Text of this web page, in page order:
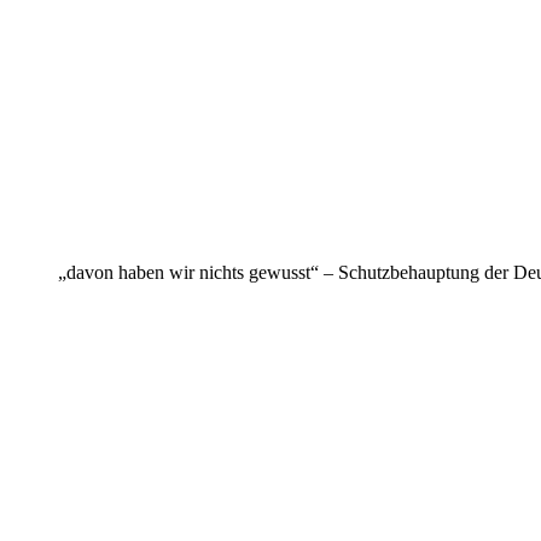
„davon haben wir nichts gewusst“ – Schutzbehauptung der